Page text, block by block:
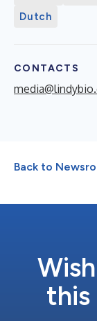
Dutch
CONTACTS
Back to
this